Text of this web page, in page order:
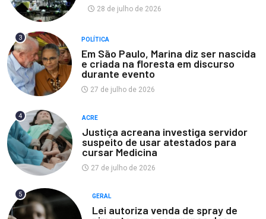
28 de julho de 2026
3 POLÍTICA
Em São Paulo, Marina diz ser nascida
e criada na floresta em discurso
durante evento
27 de julho de 2026
4 ACRE
Justiça acreana investiga servidor
suspeito de usar atestados para
cursar Medicina
27 de julho de 2026
5 GERAL
Lei autoriza venda de spray de